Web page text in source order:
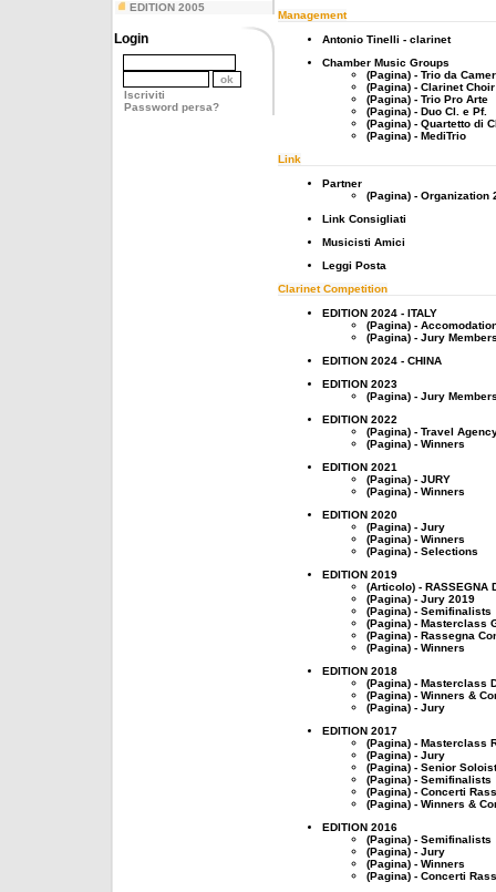
EDITION 2005
Login
Iscriviti
Password persa?
Management
Antonio Tinelli - clarinet
Chamber Music Groups
(Pagina) - Trio da
(Pagina) - Clarinet Choir
(Pagina) - Trio Pro Arte
(Pagina) - Duo Cl. e Pf.
(Pagina) - Quartetto di
(Pagina) - MediTrio
Link
Partner
(Pagina) - Organization
Link Consigliati
Musicisti Amici
Leggi Posta
Clarinet Competition
EDITION 2024 - ITALY
(Pagina) -
(Pagina) - Jury
EDITION 2024 - CHINA
EDITION 2023
(Pagina) - Jury
EDITION 2022
(Pagina) - Travel
(Pagina) - Winners
EDITION 2021
(Pagina) - JURY
(Pagina) - Winners
EDITION 2020
(Pagina) - Jury
(Pagina) - Winners
(Pagina) - Selections
EDITION 2019
(Articolo) - RASSEGNA
(Pagina) - Jury 2019
(Pagina) - Semifinalists
(Pagina) - Masterclass
(Pagina) - Rassegna
(Pagina) - Winners
EDITION 2018
(Pagina) - Masterclass
(Pagina) - Winners &
(Pagina) - Jury
EDITION 2017
(Pagina) - Masterclass
(Pagina) - Jury
(Pagina) - Senior
(Pagina) - Semifinalists
(Pagina) - Concerti
(Pagina) - Winners &
EDITION 2016
(Pagina) - Semifinalists
(Pagina) - Jury
(Pagina) - Winners
(Pagina) - Concerti